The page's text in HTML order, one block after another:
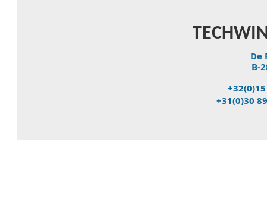
De
B-
+31(0)30